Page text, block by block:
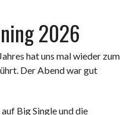
2026
hat uns mal wieder zum
Der Abend war gut
Big Single und die